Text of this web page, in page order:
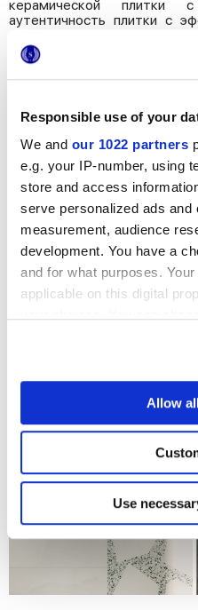
Responsible use of your
We and our 1022 partners
e.g. your IP-number, using
store and access
serve personalized ads and
measurement, audience
development. You have a
and for what purposes.
applicable on this digital
If you allow, we would also
Collect information
location which can be
Identify your device
specific characteristics
Find out more about how
and set your preferences in
We use cookies to
provide social media
Allow
Use
керамической
аутентичность плитки с
воспроизводит
этом намного более
универсальность. После
разными видами мебели
интерьеры,
вкусовым предпочтениям
Чтобы декорировать
подчеркнуть просторную
большой формат плитки с
поверхности плитки и
"паутинки" с эффектом
напольной и
эксклюзивным
Коллекция
текстурой и палитрой